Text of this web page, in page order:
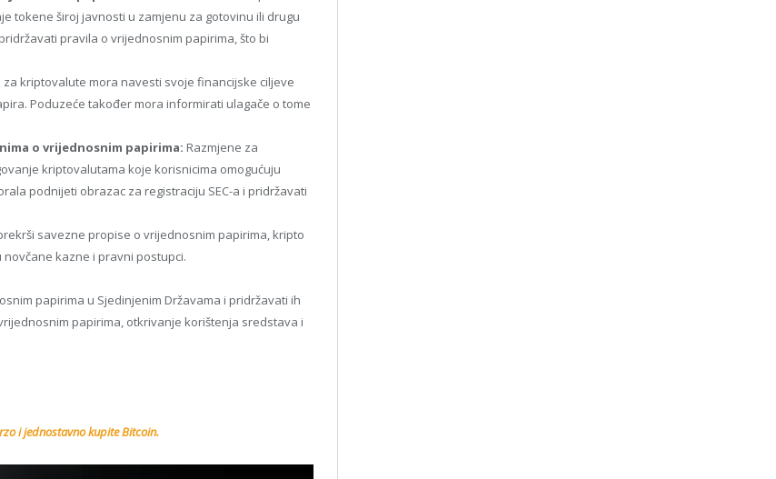
tokene široj javnosti u zamjenu za gotovinu ili drugu
pravila o vrijednosnim papirima, što bi
za kriptovalute mora navesti svoje financijske ciljeve
Poduzeće također mora informirati ulagače o tome
o vrijednosnim papirima: Razmjene za
kriptovalutama koje korisnicima omogućuju
podnijeti obrazac za registraciju SEC-a i pridržavati
savezne propise o vrijednosnim papirima, kripto
kazne i pravni postupci.
papirima u Sjedinjenim Državama i pridržavati ih
papirima, otkrivanje korištenja sredstava i
i jednostavno kupite Bitcoin.